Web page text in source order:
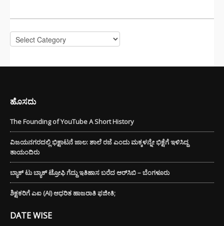
Categories
ಹೊಸದು
The Founding of YouTube A Short History
ವಿಜಯನಗರದಲ್ಲಿ ಭಿಕ್ಷಾಟನೆ ಜಾಲ: ಶಾಲೆ ರಜೆ ಎಂದು ಮಕ್ಕಳನ್ನೇ ಭಿಕ್ಷೆಗೆ ಇಳಿಸಿದ್ದ
ತಾಯಂದಿರು
ಬ್ಯಾಕ್ ಟು ಬ್ಯಾಕ್ ಟ್ರೋಫಿ ಗೆದ್ದು ಇತಿಹಾಸ ಬರೆದ ಆರ್‌ಸಿಬಿ – ಬೆಂಗಳೂರು
ಶಿಕ್ಷಕರಿಗೆ ಎಐ (AI) ಆಧರಿತ ಹಾಜರಾತಿ ಫಜೀತಿ;
DATE WISE